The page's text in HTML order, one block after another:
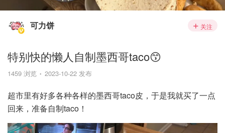
可力饼 关注
特别快的懒人自制墨西哥taco😙
1459 浏览 2023-10-22 发布
超市里有好多各种各样的墨西哥taco皮，于是我就买了一点
回来，准备自制taco！